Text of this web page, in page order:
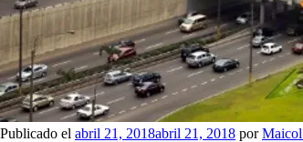
Publicado el abril 21, 2018abril 21, 2018 por